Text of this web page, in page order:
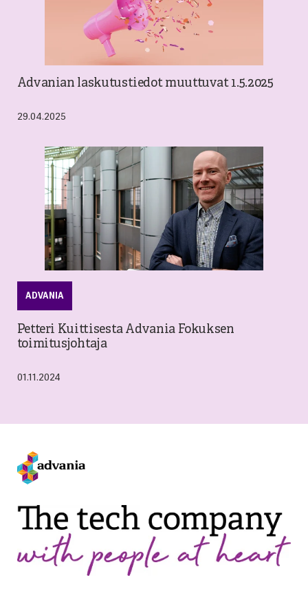
Advanian laskutustiedot muuttuvat 1.5.2025
29.04.2025
ADVANIA
Petteri Kuittisesta Advania Fokuksen
toimitusjohtaja
01.11.2024